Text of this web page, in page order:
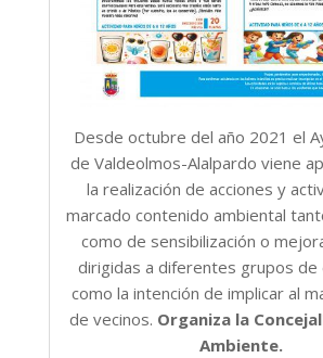
Desde octubre del año 2021 el
de Valdeolmos-Alalpardo viene
la realización de acciones y
marcado contenido ambiental
como de sensibilización o
dirigidas a diferentes grupos de
como la intención de implicar al
de vecinos. Organiza la
Ambiente.